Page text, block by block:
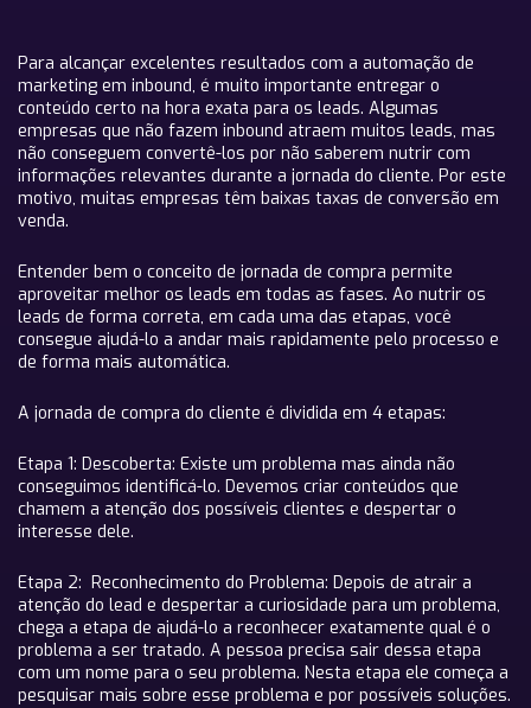
Para alcançar excelentes resultados com a automação de
marketing em inbound, é muito importante entregar o
conteúdo certo na hora exata para os leads. Algumas
empresas que não fazem inbound atraem muitos leads, mas
não conseguem convertê-los por não saberem nutrir com
informações relevantes durante a jornada do cliente. Por este
motivo, muitas empresas têm baixas taxas de conversão em
venda.
Entender bem o conceito de jornada de compra permite
aproveitar melhor os leads em todas as fases. Ao nutrir os
leads de forma correta, em cada uma das etapas, você
consegue ajudá-lo a andar mais rapidamente pelo processo e
de forma mais automática.
A jornada de compra do cliente é dividida em 4 etapas:
Etapa 1: Descoberta: Existe um problema mas ainda não
conseguimos identificá-lo. Devemos criar conteúdos que
chamem a atenção dos possíveis clientes e despertar o
interesse dele.
Etapa 2: Reconhecimento do Problema: Depois de atrair a
atenção do lead e despertar a curiosidade para um problema,
chega a etapa de ajudá-lo a reconhecer exatamente qual é o
problema a ser tratado. A pessoa precisa sair dessa etapa
com um nome para o seu problema. Nesta etapa ele começa a
pesquisar mais sobre esse problema e por possíveis soluções.